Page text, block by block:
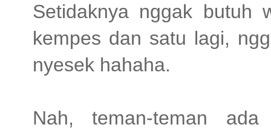
Setidaknya nggak butuh
kempes dan satu lagi,
nyesek hahaha.
Nah, teman-teman